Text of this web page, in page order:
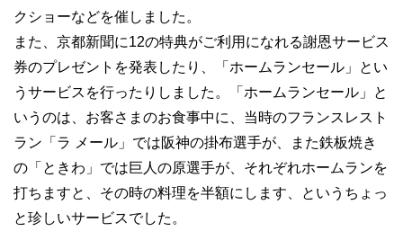
クショーなどを催しました。
また、京都新聞に12の特典がご利用になれる謝恩サービス
券のプレゼントを発表したり、「ホームランセール」とい
うサービスを行ったりしました。「ホームランセール」と
いうのは、お客さまのお食事中に、当時のフランスレスト
ラン「ラ メール」では阪神の掛布選手が、また鉄板焼き
の「ときわ」では巨人の原選手が、それぞれホームランを
打ちますと、その時の料理を半額にします、というちょっ
と珍しいサービスでした。